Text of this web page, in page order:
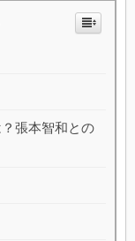
張本智和との